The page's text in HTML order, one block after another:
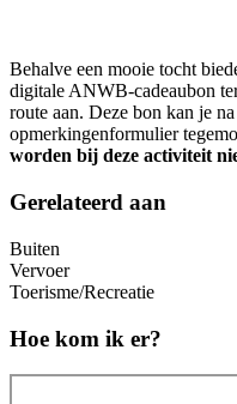
Behalve een mooie tocht
digitale ANWB-cadeaubon
route aan. Deze bon kan je
opmerkingenformulier
worden bij deze activiteit
Gerelateerd aan
Buiten
Vervoer
Toerisme/Recreatie
Hoe kom ik er?